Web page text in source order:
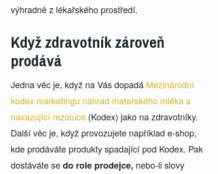
výhradně z lékařského prostředí.
Když zdravotník zároveň
prodává
Jedna věc je, když na Vás dopadá Mezinárodní
kodex marketingu náhrad mateřského mléka a
navazující rezoluce (Kodex) jako na zdravotníky.
Další věc je, když provozujete například e-shop,
kde prodáváte produkty spadající pod Kodex. Pak
dostáváte sedo role prodejce, nebo-li slovy